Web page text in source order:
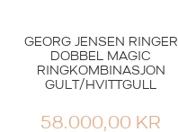
GEORG JENSEN RINGER
DOBBEL MAGIC
RINGKOMBINASJON
GULT/HVITTGULL
58.000,00 KR